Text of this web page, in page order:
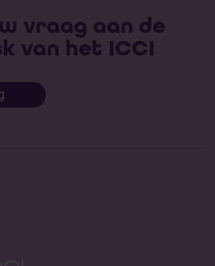
vraag aan de
van het ICCI